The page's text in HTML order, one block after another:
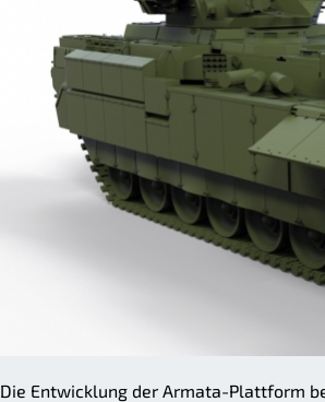
Die Entwicklung der Armata-Plattform